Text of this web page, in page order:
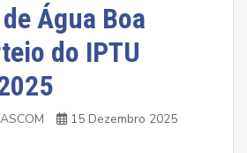
Água Boa
do IPTU
15 Dezembro 2025